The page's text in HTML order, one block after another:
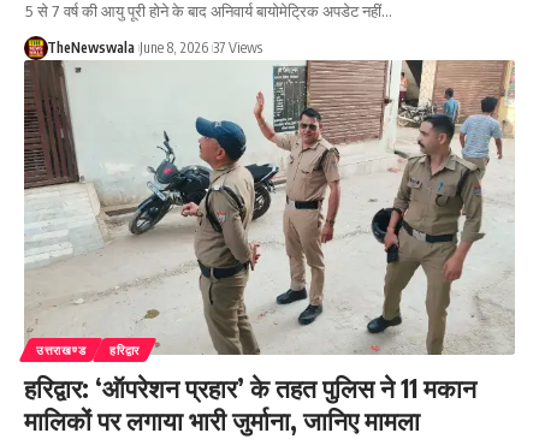
5 से 7 वर्ष की आयु पूरी होने के बाद अनिवार्य बायोमेट्रिक अपडेट नहीं…
TheNewswala June 8, 2026 37 Views
उत्तराखण्ड हरिद्वार
हरिद्वार: ‘ऑपरेशन प्रहार’ के तहत पुलिस ने 11 मकान
मालिकों पर लगाया भारी जुर्माना, जानिए मामला